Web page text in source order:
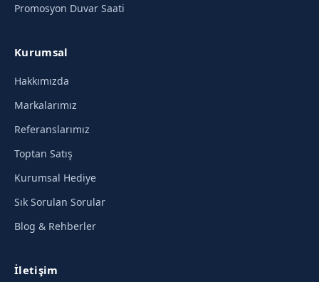
Promosyon Duvar Saati
Kurumsal
Hakkımızda
Markalarımız
Referanslarımız
Toptan Satış
Kurumsal Hediye
Sık Sorulan Sorular
Blog & Rehberler
İletişim